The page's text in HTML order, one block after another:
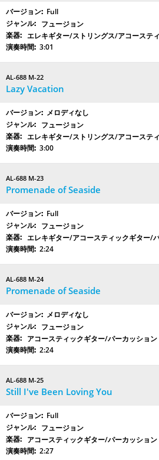
Full
フュージョン
エレキギター/ストリングス/アコーステ
3:01
AL-688 M-22
Lazy Vacation
メロディなし
フュージョン
エレキギター/ストリングス/アコーステ
3:00
AL-688 M-23
Promenade of Seaside
Full
フュージョン
エレキギター/アコースティックギター/
2:24
AL-688 M-24
Promenade of Seaside
メロディなし
フュージョン
アコースティックギター/パーカッション
2:24
AL-688 M-25
Still I've Been Loving You
Full
フュージョン
アコースティックギター/パーカッション
2:27